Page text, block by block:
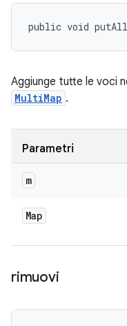
public void putAll
Aggiunge tutte le voci
MultiMap .
Parametri
m
Map
rimuovi